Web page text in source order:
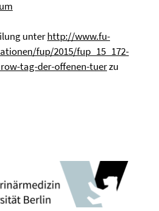
unterhttp://www.fu-
fup/2015/fup_15_172-
tag-der-offenen-tuerzu